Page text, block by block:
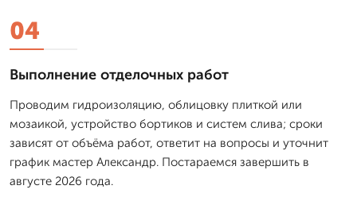
04
Выполнение отделочных работ
Проводим гидроизоляцию, облицовку плиткой или
мозаикой, устройство бортиков и систем слива; сроки
зависят от объёма работ, ответит на вопросы и уточнит
график мастер Александр. Постараемся завершить в
августе 2026 года.